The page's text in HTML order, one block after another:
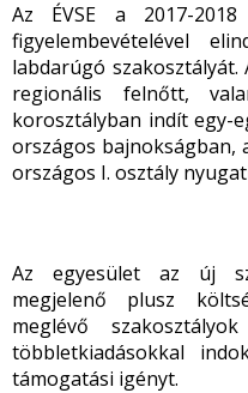
Az ÉVSE a 2017-
figyelembevételével
labdarúgó
regionális felnőtt,
korosztályban indít egy-
országos bajnokságban,
országos I. osztály
Az egyesület az új
megjelenő plusz
meglévő
többletkiadásokkal
támogatási igényt.